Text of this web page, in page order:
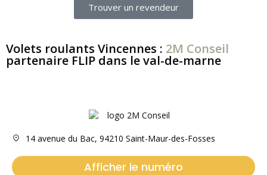
Trouver un revendeur
Volets roulants Vincennes : 2M Conseil
partenaire FLIP dans le val-de-marne
14 avenue du Bac, 94210 Saint-Maur-des-Fosses
Afficher le numéro